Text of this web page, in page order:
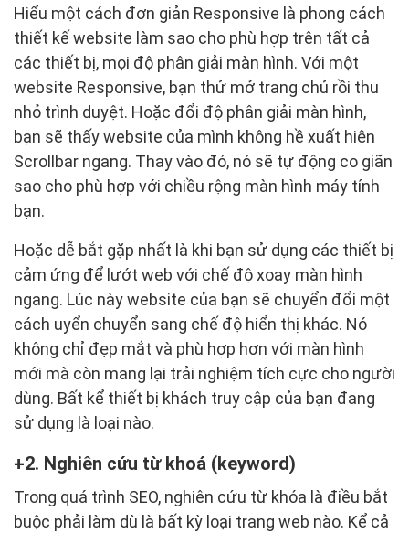
Hiểu một cách đơn giản Responsive là phong cách
thiết kế website làm sao cho phù hợp trên tất cả
các thiết bị, mọi độ phân giải màn hình. Với một
website Responsive, bạn thử mở trang chủ rồi thu
nhỏ trình duyệt. Hoặc đổi độ phân giải màn hình,
bạn sẽ thấy website của mình không hề xuất hiện
Scrollbar ngang. Thay vào đó, nó sẽ tự động co giãn
sao cho phù hợp với chiều rộng màn hình máy tính
bạn.
Hoặc dễ bắt gặp nhất là khi bạn sử dụng các thiết bị
cảm ứng để lướt web với chế độ xoay màn hình
ngang. Lúc này website của bạn sẽ chuyển đổi một
cách uyển chuyển sang chế độ hiển thị khác. Nó
không chỉ đẹp mắt và phù hợp hơn với màn hình
mới mà còn mang lại trải nghiệm tích cực cho người
dùng. Bất kể thiết bị khách truy cập của bạn đang
sử dụng là loại nào.
2. Nghiên cứu từ khoá (keyword)
Trong quá trình SEO, nghiên cứu từ khóa là điều bắt
buộc phải làm dù là bất kỳ loại trang web nào. Kể cả